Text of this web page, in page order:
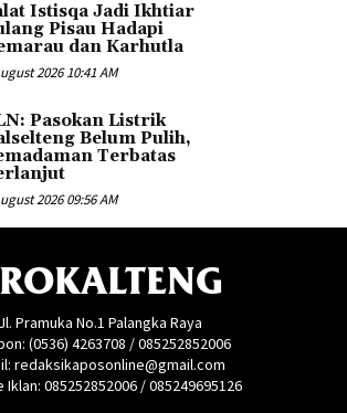
Istisqa Jadi Ikhtiar
Pisau Hadapi
dan Karhutla
2026 10:41 AM
Pasokan Listrik
Belum Pulih,
Terbatas
2026 09:56 AM
Jl. Pramuka No.1 Palangka Raya
(0536) 4263708 / 085252852006
redaksikaposonline@gmail.com
Iklan: 085252852006 / 085249695126